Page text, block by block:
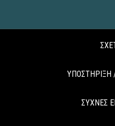
ΥΠΟΣΤΗΡΙΞΗ
ΣΥΧΝΕΣ